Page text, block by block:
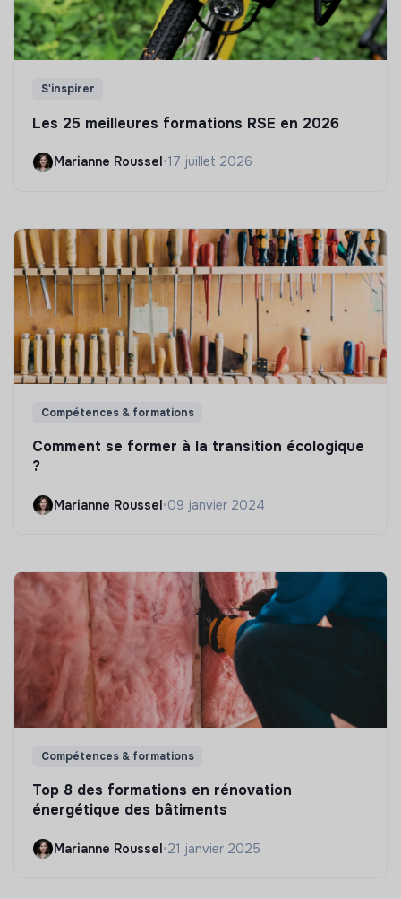
S'inspirer
Les 25 meilleures formations RSE en 2026
Marianne Roussel•17 juillet 2026
Compétences & formations
Comment se former à la transition écologique
?
Marianne Roussel•09 janvier 2024
Compétences & formations
Top 8 des formations en rénovation
énergétique des bâtiments
Marianne Roussel•21 janvier 2025